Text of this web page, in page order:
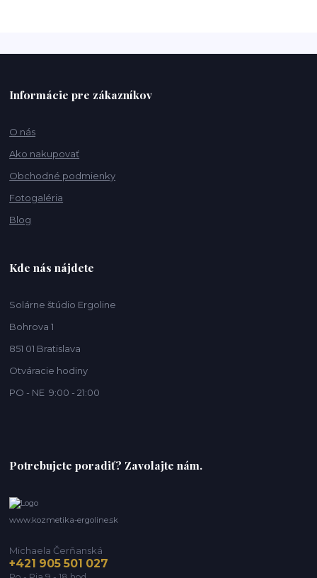
Informácie pre zákazníkov
O nás
Ako nakupovať
Obchodné podmienky
Fotogaléria
Blog
Kde nás nájdete
Solárne štúdio Ergoline
Bohrova 1
851 01 Bratislava
Otváracie hodiny
PO - NE 9:00 - 21:00
Potrebujete poradiť? Zavolajte nám.
www.kozmetika-ergoline.sk
Michaela Čerňanská
+421 905 501 027